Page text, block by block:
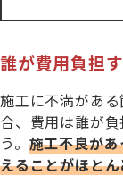
誰が費用負担
施工に不満があ
合、費用は誰が
う。 施工不良が
えることがほと